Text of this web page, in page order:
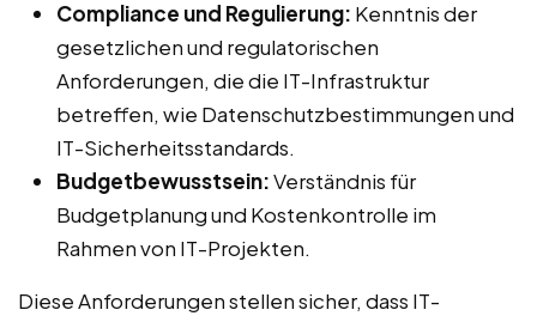
Compliance und Regulierung: Kenntnis der
gesetzlichen und regulatorischen
Anforderungen, die die IT-Infrastruktur
betreffen, wie Datenschutzbestimmungen und
IT-Sicherheitsstandards.
Budgetbewusstsein:Verständnis für
Budgetplanung und Kostenkontrolle im
Rahmen von IT-Projekten.
Diese Anforderungen stellen sicher, dass IT-